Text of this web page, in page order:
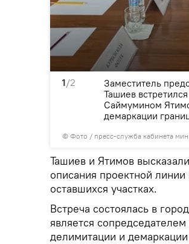
1/2
© Фото / пресс-служба кабинета
Заместитель
Ташиев
Саймумином
демаркации
Ташиев и Ятимов
описания проектной
оставшихся участках.
Встреча состоялась в
является
делимитации и